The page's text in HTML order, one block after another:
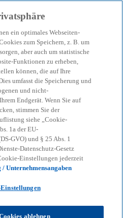
Dialog: Stellen Sie
ein optimales Webseiten-
zum Speichern, z. B. um
aber auch um statistische
Funktionen zu erheben,
können, die auf Ihre
umfasst die Speicherung und
und nicht-
Endgerät. Wenn Sie auf
stimmen Sie der
siehe „Cookie-
1a der EU-
GVO) und § 25 Abs. 1
Datenschutz-Gesetz
Einstellungen jederzeit
Unternehmensangaben
ablehnen